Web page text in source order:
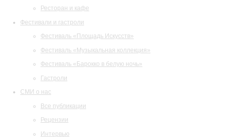
Ресторан и кафе
Фестивали и гастроли
Фестиваль «Площадь Искусств»
Фестиваль «Музыкальная коллекция»
Фестиваль «Барокко в белую ночь»
Гастроли
СМИ о нас
Все публикации
Рецензии
Интервью